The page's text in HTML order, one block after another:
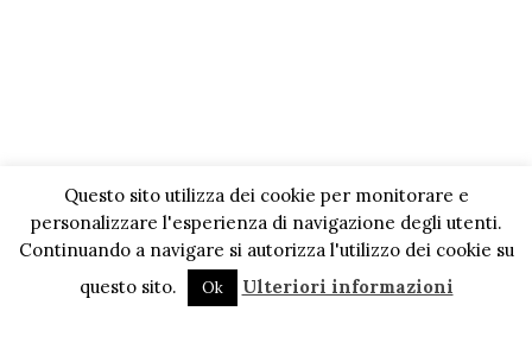
Questo sito utilizza dei cookie per monitorare e
personalizzare l'esperienza di navigazione degli utenti.
Continuando a navigare si autorizza l'utilizzo dei cookie su
questo sito.
Ok Ulteriori informazioni